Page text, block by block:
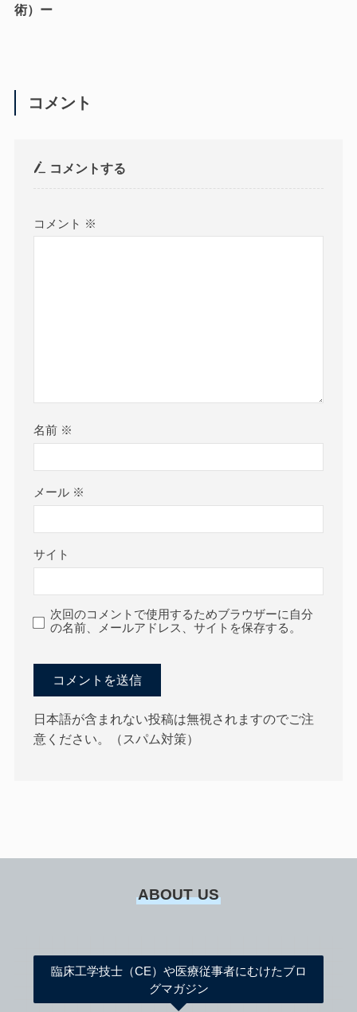
術）ー
コメント
コメントする
コメント ※
名前 ※
メール ※
サイト
次回のコメントで使用するためブラウザーに自分
の名前、メールアドレス、サイトを保存する。
日本語が含まれない投稿は無視されますのでご注
意ください。（スパム対策）
ABOUT US
臨床工学技士（CE）や医療従事者にむけたブロ
グマガジン